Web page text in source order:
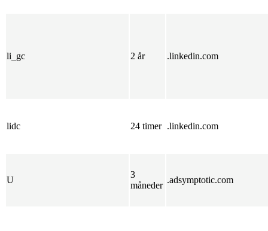
li_gc 2 år .linkedin.com
lidc 24 timer .linkedin.com
U
3
måneder
.adsymptotic.com